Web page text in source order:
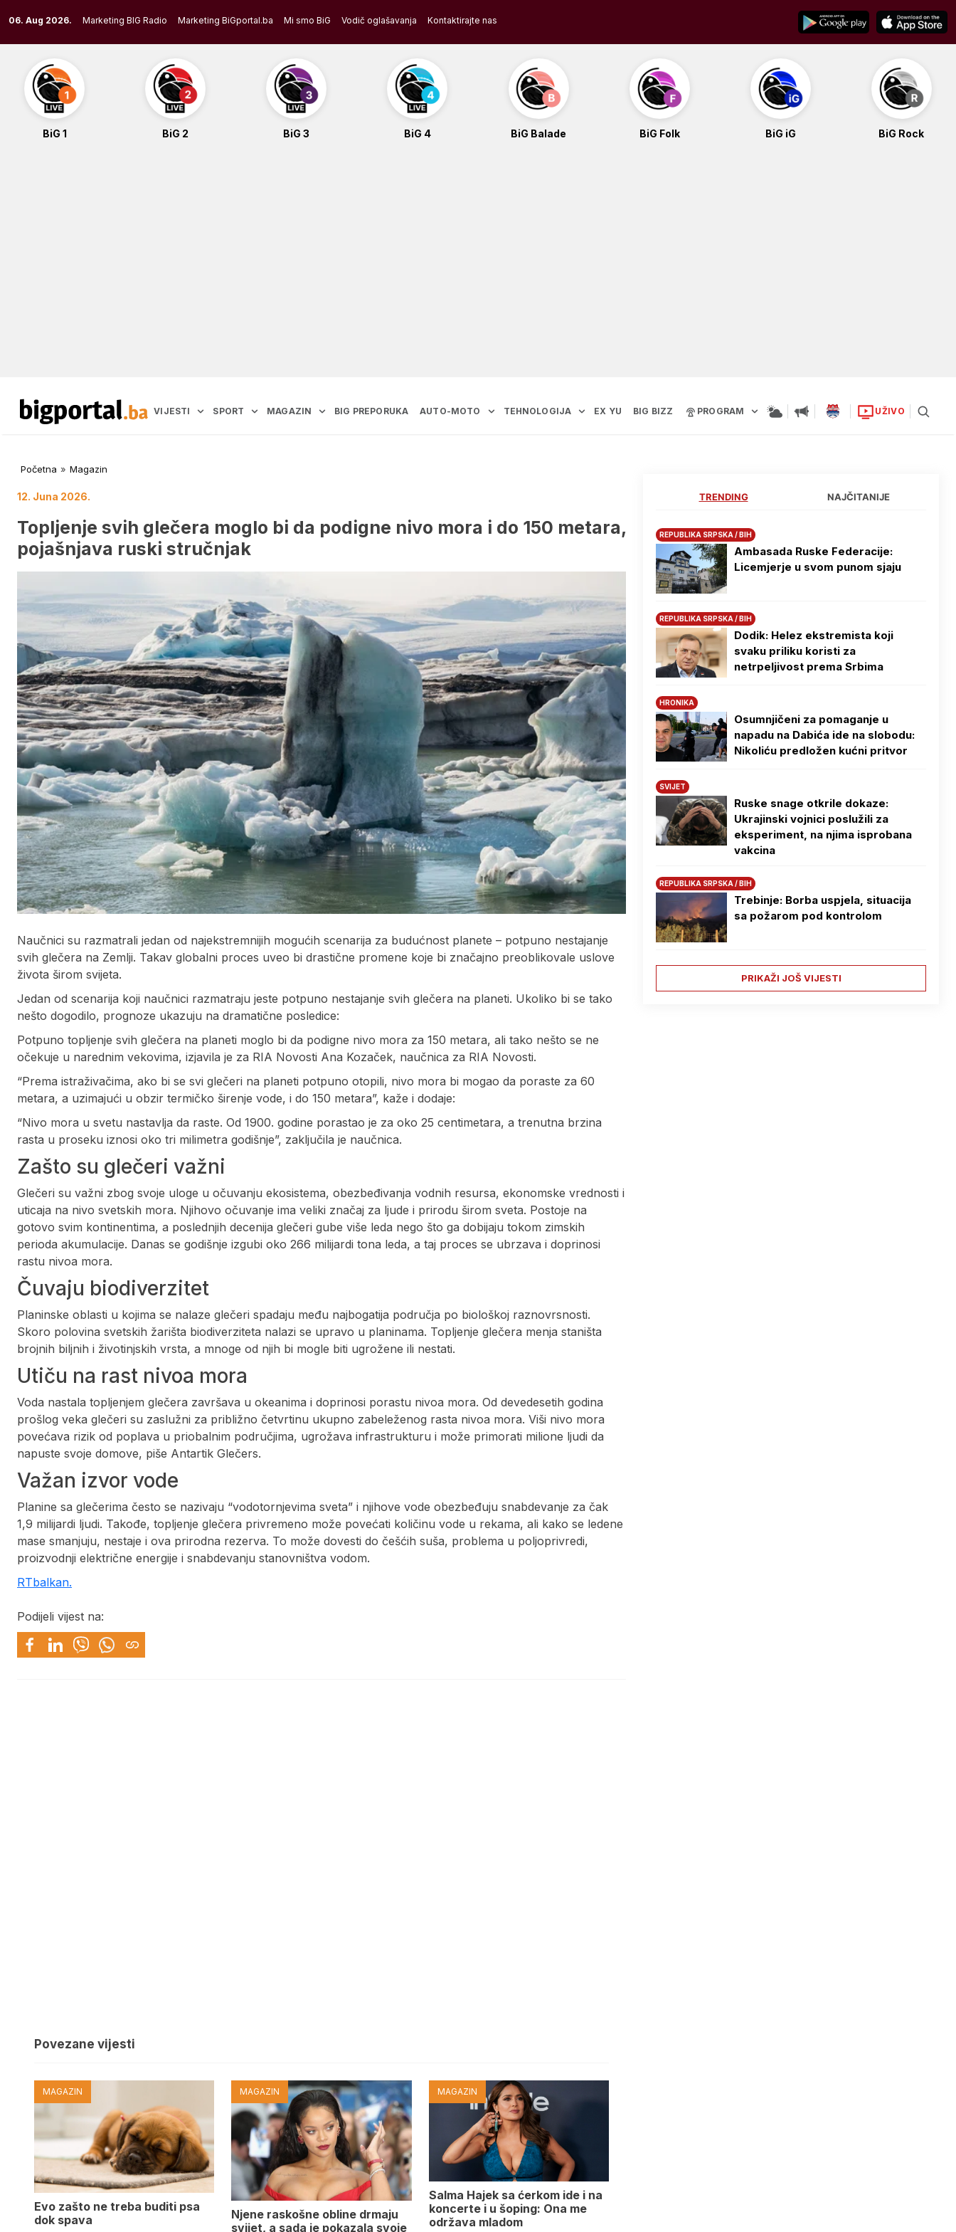
to
content
06. Aug 2026. Marketing BIG Radio Marketing BiGportal.ba Mi smo BiG Vodič oglašavanja Kontaktirajte nas
BiG 1 BiG 2 BiG 3 BiG 4 BiG Balade BiG Folk BiG iG BiG Rock
VIJESTI SPORT MAGAZIN BIG PREPORUKA AUTO-MOTO TEHNOLOGIJA EX YU BIG BIZZ PROGRAM UŽIVO
Početna » Magazin
12. Juna 2026.
Topljenje svih glečera moglo bi da podigne nivo mora i do 150 metara,
pojašnjava ruski stručnjak
Naučnici su razmatrali jedan od najekstremnijih mogućih scenarija za budućnost planete – potpuno nestajanje
svih glečera na Zemlji. Takav globalni proces uveo bi drastične promene koje bi značajno preoblikovale uslove
života širom svijeta.
Jedan od scenarija koji naučnici razmatraju jeste potpuno nestajanje svih glečera na planeti. Ukoliko bi se tako
nešto dogodilo, prognoze ukazuju na dramatične posledice:
Potpuno topljenje svih glečera na planeti moglo bi da podigne nivo mora za 150 metara, ali tako nešto se ne
očekuje u narednim vekovima, izjavila je za RIA Novosti Ana Kozaček, naučnica za RIA Novosti.
“Prema istraživačima, ako bi se svi glečeri na planeti potpuno otopili, nivo mora bi mogao da poraste za 60
metara, a uzimajući u obzir termičko širenje vode, i do 150 metara”, kaže i dodaje:
“Nivo mora u svetu nastavlja da raste. Od 1900. godine porastao je za oko 25 centimetara, a trenutna brzina
rasta u proseku iznosi oko tri milimetra godišnje”, zaključila je naučnica.
Zašto su glečeri važni
Glečeri su važni zbog svoje uloge u očuvanju ekosistema, obezbeđivanja vodnih resursa, ekonomske vrednosti i
uticaja na nivo svetskih mora. Njihovo očuvanje ima veliki značaj za ljude i prirodu širom sveta. Postoje na
gotovo svim kontinentima, a poslednjih decenija glečeri gube više leda nego što ga dobijaju tokom zimskih
perioda akumulacije. Danas se godišnje izgubi oko 266 milijardi tona leda, a taj proces se ubrzava i doprinosi
rastu nivoa mora.
Čuvaju biodiverzitet
Planinske oblasti u kojima se nalaze glečeri spadaju među najbogatija područja po biološkoj raznovrsnosti.
Skoro polovina svetskih žarišta biodiverziteta nalazi se upravo u planinama. Topljenje glečera menja staništa
brojnih biljnih i životinjskih vrsta, a mnoge od njih bi mogle biti ugrožene ili nestati.
Utiču na rast nivoa mora
Voda nastala topljenjem glečera završava u okeanima i doprinosi porastu nivoa mora. Od devedesetih godina
prošlog veka glečeri su zaslužni za približno četvrtinu ukupno zabeleženog rasta nivoa mora. Viši nivo mora
povećava rizik od poplava u priobalnim područjima, ugrožava infrastrukturu i može primorati milione ljudi da
napuste svoje domove, piše Antartik Glečers.
Važan izvor vode
Planine sa glečerima često se nazivaju “vodotornjevima sveta” i njihove vode obezbeđuju snabdevanje za čak
1,9 milijardi ljudi. Takođe, topljenje glečera privremeno može povećati količinu vode u rekama, ali kako se ledene
mase smanjuju, nestaje i ova prirodna rezerva. To može dovesti do češćih suša, problema u poljoprivredi,
proizvodnji električne energije i snabdevanju stanovništva vodom.
RTbalkan.
Podijeli vijest na:
Povezane vijesti
MAGAZIN
Evo zašto ne treba buditi psa
dok spava
MAGAZIN
Njene raskošne obline drmaju
svijet, a sada je pokazala svoje
MAGAZIN
Salma Hajek sa ćerkom ide i na
koncerte i u šoping: Ona me
održava mladom
TRENDING NAJČITANIJE
REPUBLIKA SRPSKA / BIH
Ambasada Ruske Federacije:
Licemjerje u svom punom sjaju
REPUBLIKA SRPSKA / BIH
Dodik: Helez ekstremista koji
svaku priliku koristi za
netrpeljivost prema Srbima
HRONIKA
Osumnjičeni za pomaganje u
napadu na Dabića ide na slobodu:
Nikoliću predložen kućni pritvor
SVIJET
Ruske snage otkrile dokaze:
Ukrajinski vojnici poslužili za
eksperiment, na njima isprobana
vakcina
REPUBLIKA SRPSKA / BIH
Trebinje: Borba uspjela, situacija
sa požarom pod kontrolom
PRIKAŽI JOŠ VIJESTI